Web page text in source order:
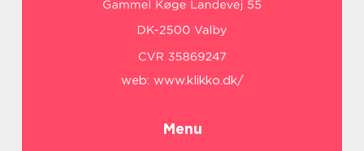
web: www.klikko.dk/
Menu